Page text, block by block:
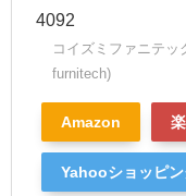
4092
コイズミファニテッ
furnitech)
Amazon
Yahooショッピ